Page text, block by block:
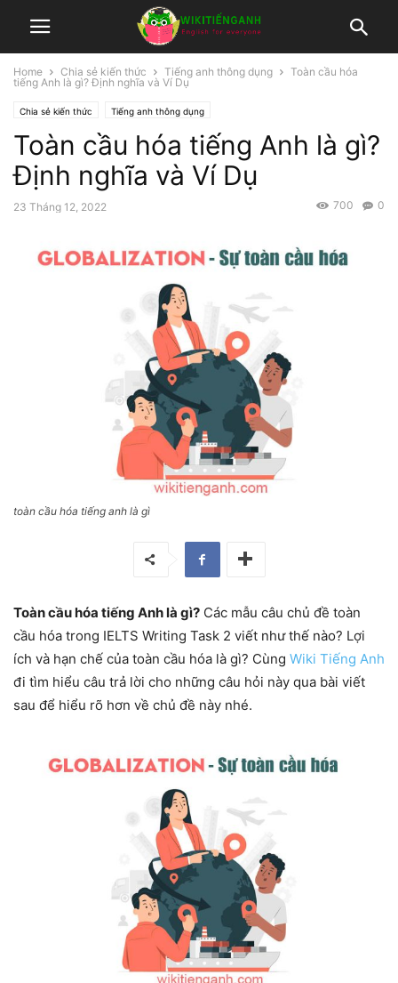
Home Chia sẻ kiến thức Tiếng anh thông dụng
Toàn cầu hóa
tiếng Anh là gì? Định nghĩa và Ví Dụ
Chia sẻ kiến thức Tiếng anh thông dụng
Toàn cầu hóa tiếng Anh là gì?
Định nghĩa và Ví Dụ
23 Tháng 12, 2022 0
700
toàn cầu hóa tiếng anh là gì
Toàn cầu hóa tiếng Anh là gì? Các mẫu câu chủ đề toàn
cầu hóa trong IELTS Writing Task 2 viết như thế nào? Lợi
ích và hạn chế của toàn cầu hóa là gì? Cùng Wiki Tiếng Anh
đi tìm hiểu câu trả lời cho những câu hỏi này qua bài viết
sau để hiểu rõ hơn về chủ đề này nhé.